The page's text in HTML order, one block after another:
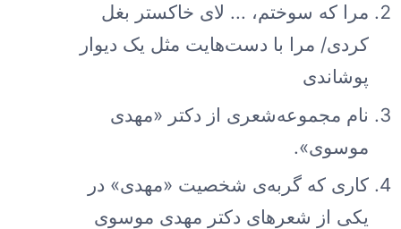
مرا که سوختم، ... لای خاکستر بغل
کردی/ مرا با دست‌هایت مثل یک دیوار
پوشاندی
نام مجموعه‌شعری از دکتر «مهدی
موسوی».
کاری که گربه‌ی شخصیت «مهدی» در
یکی از شعرهای دکتر مهدی موسوی